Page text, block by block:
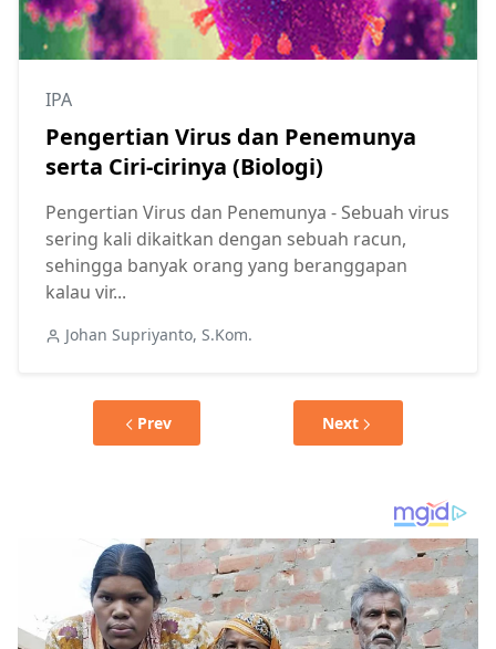
IPA
Pengertian Virus dan Penemunya
serta Ciri-cirinya (Biologi)
Pengertian Virus dan Penemunya - Sebuah virus
sering kali dikaitkan dengan sebuah racun,
sehingga banyak orang yang beranggapan
kalau vir...
Johan Supriyanto, S.Kom.
Prev Next